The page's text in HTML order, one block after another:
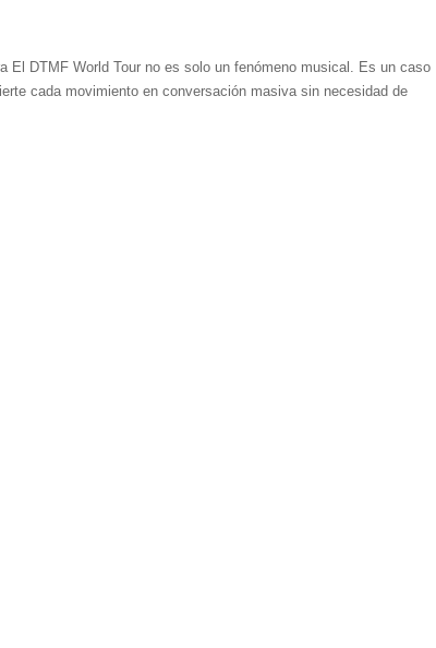
El DTMF World Tour no es solo un fenómeno musical. Es un caso
cada movimiento en conversación masiva sin necesidad de